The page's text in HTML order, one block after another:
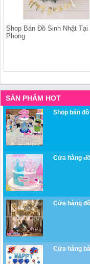
Shop Bán Đồ Sinh Nhật Tại
Phong
SẢN PHẨM HOT
Shop bán
Cửa hàng
Cửa hàng
Cửa hàng